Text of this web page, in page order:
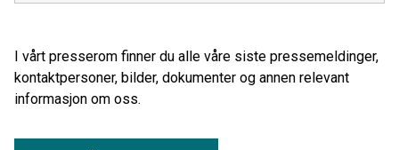
I vårt presserom finner du alle våre siste pressemeldinger,
kontaktpersoner, bilder, dokumenter og annen relevant
informasjon om oss.